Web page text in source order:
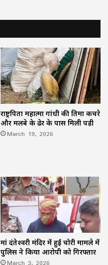
राष्ट्रपिता महात्मा गांधी की प्रतिमा कचरे
और मलबे के ढेर के पास मिली पड़ी
March 19, 2026
मां दंतेश्वरी मंदिर में हुई चोरी मामले में
पुलिस ने किया आरोपी को गिरफ्तार